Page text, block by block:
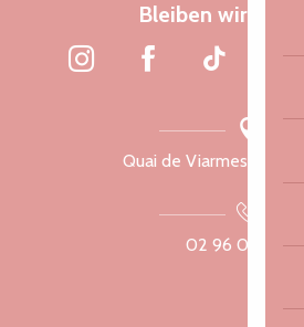
Bleiben wir
Quai de Viarmes,
02 96 05 60